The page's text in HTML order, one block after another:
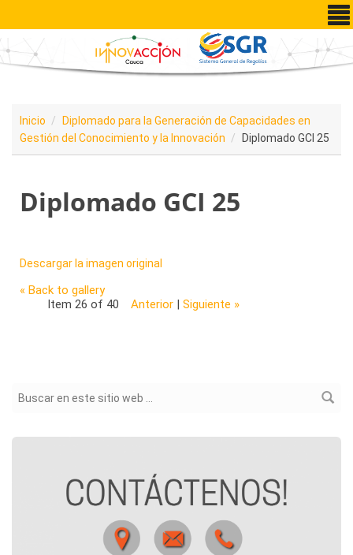
Pasar al contenido principal
Inicio
Diplomado para la Generación de Capacidades en
Gestión del Conocimiento y la Innovación
Diplomado GCI 25
Diplomado GCI 25
Descargar la imagen original
« Back to gallery
Item 26 of 40
Anterior| Siguiente »
Formulario de búsqueda